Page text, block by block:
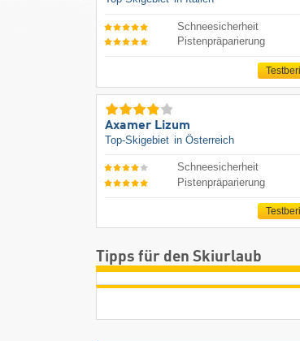
Schneesicherheit
Pistenpräparierung
Axamer Lizum
Top-Skigebiet in Österreich
Schneesicherheit
Pistenpräparierung
Tipps für den Skiurlaub